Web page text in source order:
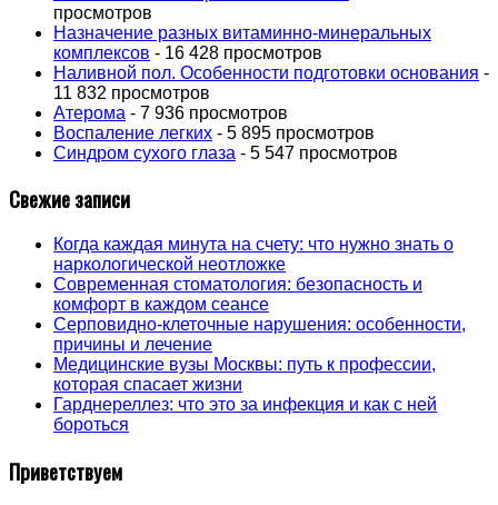
просмотров
Назначение разных витаминно-минеральных
комплексов - 16 428 просмотров
Наливной пол. Особенности подготовки основания -
11 832 просмотров
Атерома - 7 936 просмотров
Воспаление легких - 5 895 просмотров
Синдром сухого глаза - 5 547 просмотров
Свежие записи
Когда каждая минута на счету: что нужно знать о
наркологической неотложке
Современная стоматология: безопасность и
комфорт в каждом сеансе
Серповидно-клеточные нарушения: особенности,
причины и лечение
Медицинские вузы Москвы: путь к профессии,
которая спасает жизни
Гарднереллез: что это за инфекция и как с ней
бороться
Приветствуем